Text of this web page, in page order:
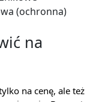
(ochronna)
na
na cenę, ale też